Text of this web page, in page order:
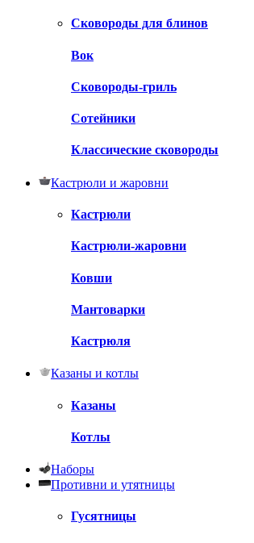
Сковороды для блинов
Вок
Сковороды-гриль
Сотейники
Классические сковороды
Кастрюли и жаровни
Кастрюли
Кастрюли-жаровни
Ковши
Мантоварки
Кастрюля
Казаны и котлы
Казаны
Котлы
Наборы
Противни и утятницы
Гусятницы